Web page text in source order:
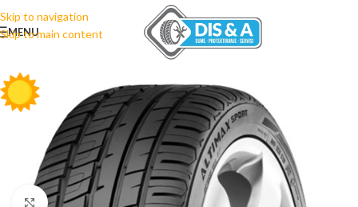
Skip to navigation
Skip to main content
MENU
Click to enlarge